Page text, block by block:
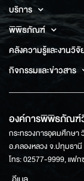
บริการ
พิพิธภัณฑ์
คลังความรู้และงานวิจั
กิจกรรมและข่าวสาร
องค์การพิพิธภัณฑ์
กระทรวงการอุดมศึกษา
อ.คลองหลวง จ.ปทุมธา
โทร: 02577-9999, แฟ